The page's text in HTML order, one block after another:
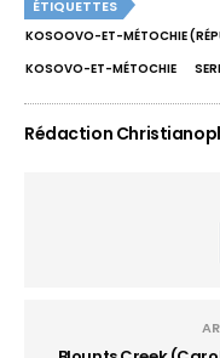
ÉTIQUETTES
KOSOOVO-ET-MÉTOCHIE
KOSOVO-ET-MÉTOCHIE
Rédaction